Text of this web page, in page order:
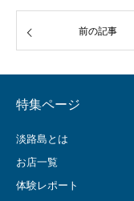
前の記事
特集ページ
淡路島とは
お店一覧
体験レポート